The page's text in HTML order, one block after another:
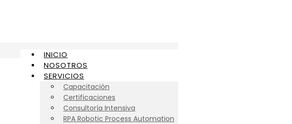
INICIO
NOSOTROS
SERVICIOS
Capacitación
Certificaciones
Consultoría Intensiva
RPA Robotic Process Automation